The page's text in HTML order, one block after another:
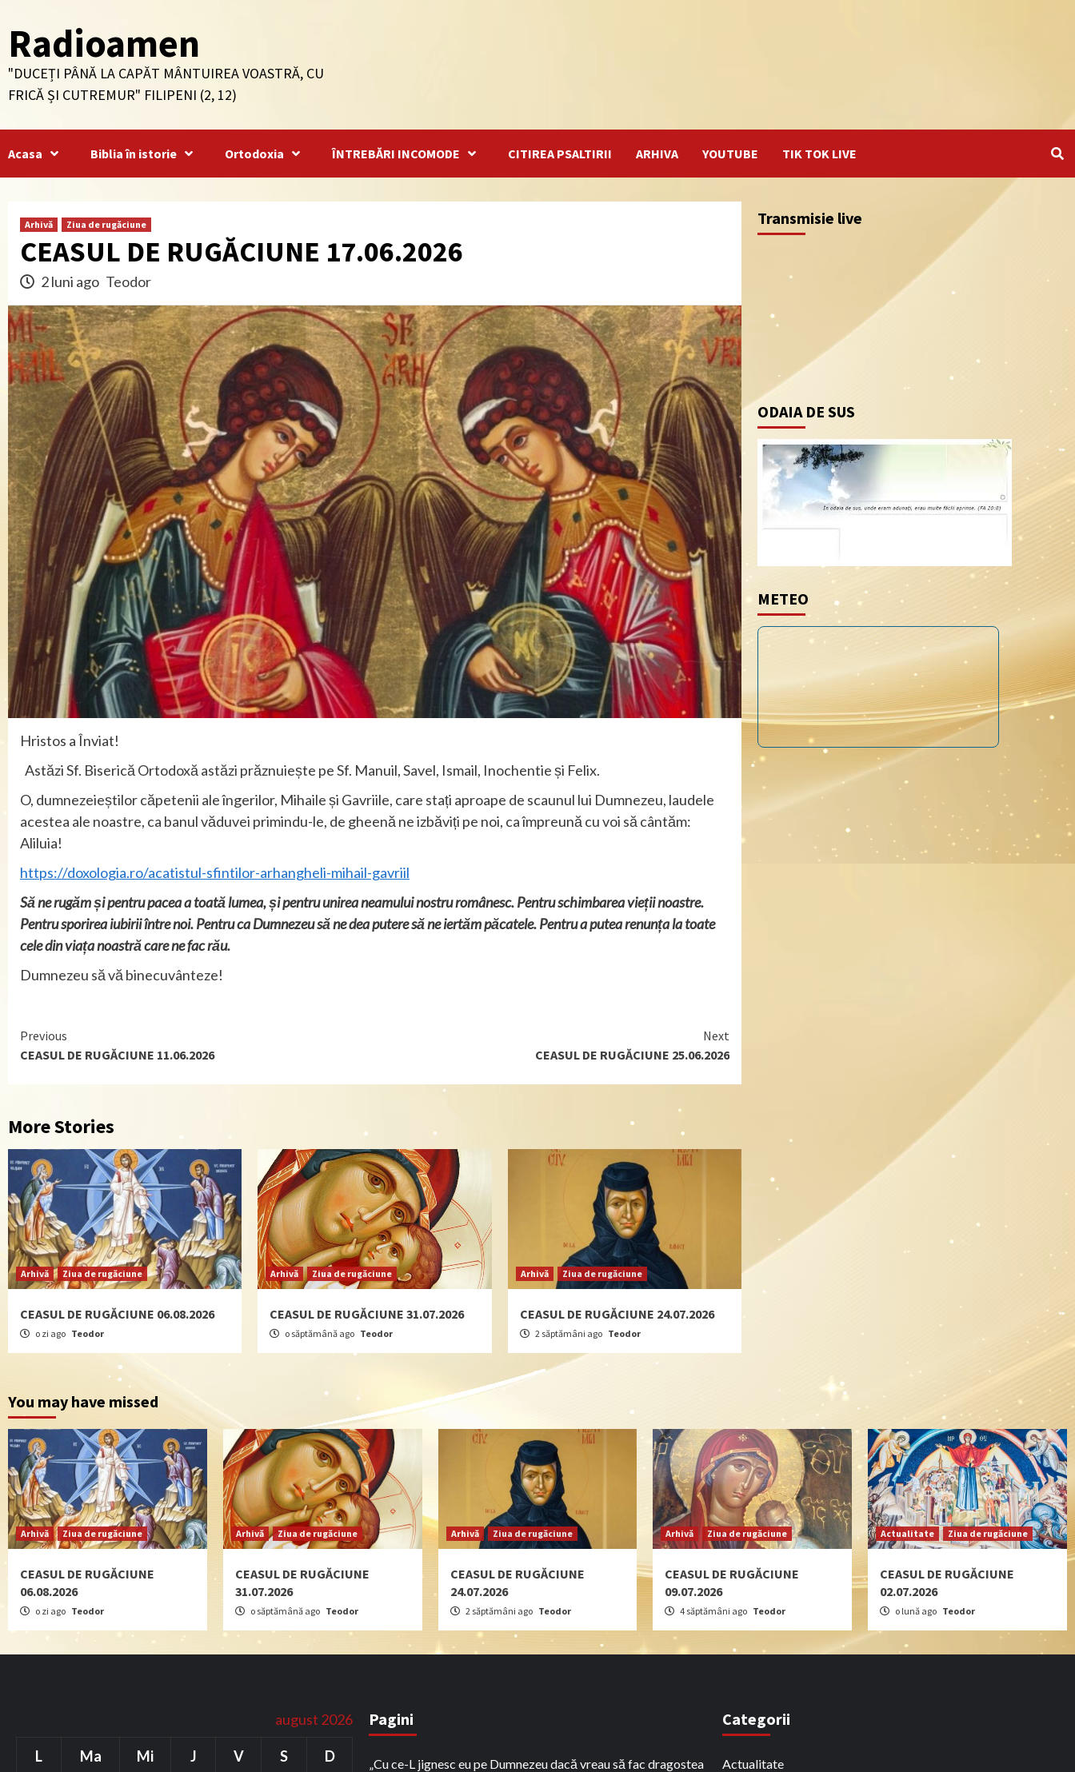
to
content
Radioamen
"DUCEȚI PÂNĂ LA CAPĂT MÂNTUIREA VOASTRĂ, CU
FRICĂ ȘI CUTREMUR" FILIPENI (2, 12)
Acasa Biblia în istorie Ortodoxia ÎNTREBĂRI INCOMODE CITIREA PSALTIRII ARHIVA YOUTUBE TIK TOK LIVE
Arhivă Ziua de rugăciune
CEASUL DE RUGĂCIUNE 17.06.2026
2 luni ago Teodor
Hristos a Înviat!
Astăzi Sf. Biserică Ortodoxă astăzi prăznuiește pe Sf. Manuil, Savel, Ismail, Inochentie și Felix.
O, dumnezeieștilor căpetenii ale îngerilor, Mihaile și Gavriile, care stați aproape de scaunul lui Dumnezeu, laudele
acestea ale noastre, ca banul văduvei primindu-le, de gheenă ne izbăviți pe noi, ca împreună cu voi să cântăm:
Aliluia!
https://doxologia.ro/acatistul-sfintilor-arhangheli-mihail-gavriil
Să ne rugăm și pentru pacea a toată lumea, și pentru unirea neamului nostru românesc. Pentru schimbarea vieții noastre.
Pentru sporirea iubirii între noi. Pentru ca Dumnezeu să ne dea putere să ne iertăm păcatele. Pentru a putea renunța la toate
cele din viața noastră care ne fac rău.
Dumnezeu să vă binecuvânteze!
Continue
Reading
Previous
CEASUL DE RUGĂCIUNE 11.06.2026
Next
CEASUL DE RUGĂCIUNE 25.06.2026
More Stories
Arhivă Ziua de rugăciune
CEASUL DE RUGĂCIUNE 06.08.2026
o zi ago Teodor
Arhivă Ziua de rugăciune
CEASUL DE RUGĂCIUNE 31.07.2026
o săptămână ago Teodor
Arhivă Ziua de rugăciune
CEASUL DE RUGĂCIUNE 24.07.2026
2 săptămâni ago Teodor
Transmisie live
ODAIA DE SUS
METEO
You may have missed
Arhivă Ziua de rugăciune
CEASUL DE RUGĂCIUNE
06.08.2026
o zi ago Teodor
Arhivă Ziua de rugăciune
CEASUL DE RUGĂCIUNE
31.07.2026
o săptămână ago Teodor
Arhivă Ziua de rugăciune
CEASUL DE RUGĂCIUNE
24.07.2026
2 săptămâni ago Teodor
Arhivă Ziua de rugăciune
CEASUL DE RUGĂCIUNE
09.07.2026
4 săptămâni ago Teodor
Actualitate Ziua de rugăciune
CEASUL DE RUGĂCIUNE
02.07.2026
o lună ago Teodor
august 2026
L Ma Mi J V S D
Pagini
„Cu ce-L jignesc eu pe Dumnezeu dacă vreau să fac dragostea
Categorii
Actualitate